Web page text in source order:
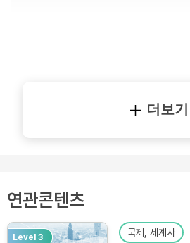
더보기
연관콘텐츠
Level 3 국제, 세계사